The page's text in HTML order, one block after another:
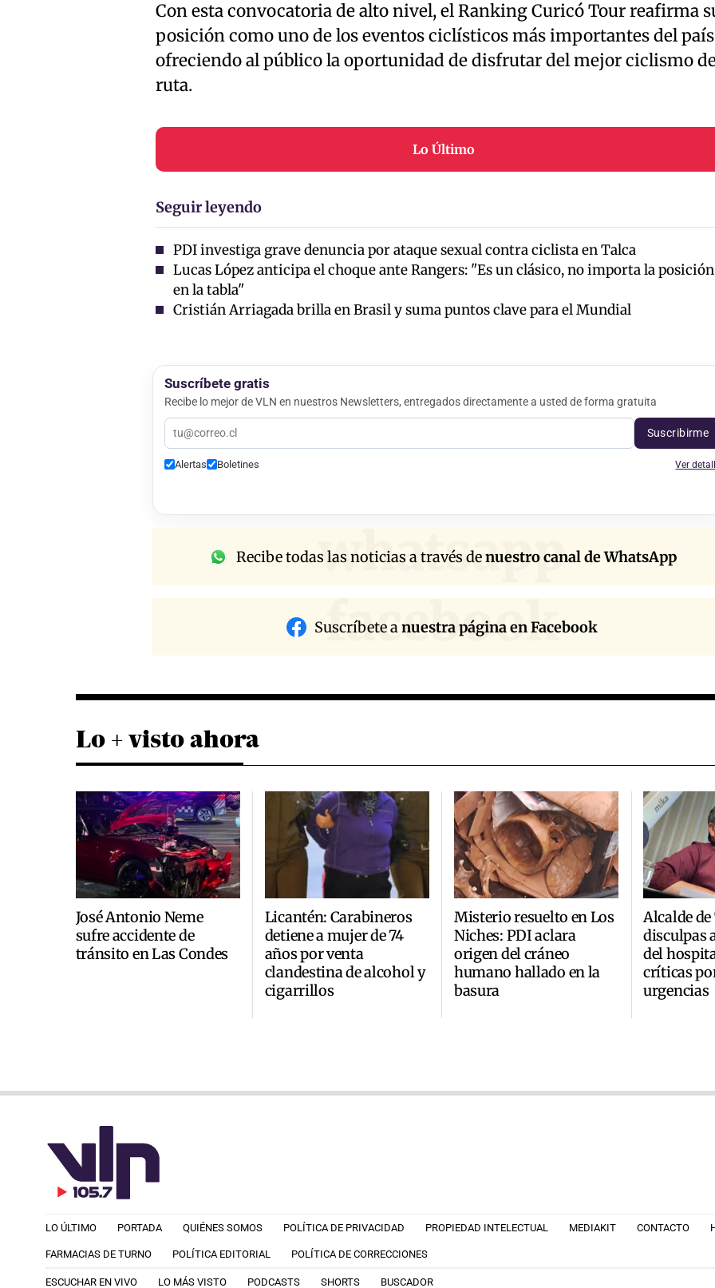
Con esta convocatoria de alto nivel, el Ranking Curicó Tour reafirma
posición como uno de los eventos ciclísticos más importantes del
ofreciendo al público la oportunidad de disfrutar del mejor ciclismo
ruta.
Lo Último
Seguir leyendo
PDI investiga grave denuncia por ataque sexual contra ciclista en Talca
Lucas López anticipa el choque ante Rangers: "Es un clásico, no importa la posición
en la tabla"
Cristián Arriagada brilla en Brasil y suma puntos clave para el Mundial
Suscríbete gratis
Recibe lo mejor de VLN en nuestros Newsletters, entregados directamente a usted de forma gratuita
Suscribirme
Alertas Boletines Ver
whatsapp
Recibe todas las noticias a través denuestro canal de WhatsApp
facebook
Suscríbete anuestra página en Facebook
Lo + visto ahora
José Antonio Neme
sufre accidente de
tránsito en Las Condes
Licantén: Carabineros
detiene a mujer de 74
años por venta
clandestina de alcohol y
cigarrillos
Misterio resuelto en Los
Niches: PDI aclara
origen del cráneo
humano hallado en la
basura
Alcalde
disculpas
del
críticas
urgencias
LO ÚLTIMO PORTADA QUIÉNES SOMOS POLÍTICA DE PRIVACIDAD PROPIEDAD INTELECTUAL MEDIAKIT CONTACTO
FARMACIAS DE TURNO POLÍTICA EDITORIAL POLÍTICA DE CORRECCIONES
ESCUCHAR EN VIVO LO MÁS VISTO PODCASTS SHORTS BUSCADOR